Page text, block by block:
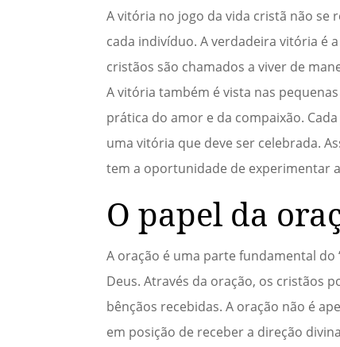
A vitória no jogo da vida cristã não se
cada indivíduo. A verdadeira vitória é
cristãos são chamados a viver de
A vitória também é vista nas
prática do amor e da compaixão.
uma vitória que deve ser celebrada.
tem a oportunidade de experimentar
O papel da
A oração é uma parte fundamental
Deus. Através da oração, os cristãos
bênçãos recebidas. A oração não é
em posição de receber a direção